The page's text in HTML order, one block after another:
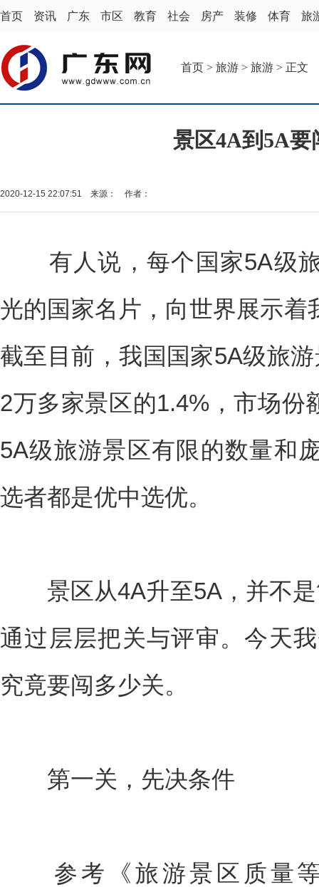
首页 资讯 广东 市区 教育 社会 房产 装修 体育 旅
首页 > 旅游 > 旅游 > 正文
景区4A到5A要
2020-12-15 22:07:51 来源： 作者：
有人说，每个国家5A级旅
光的国家名片，向世界展示
截至目前，我国国家5A级旅
2万多家景区的1.4%，市场份
5A级旅游景区有限的数量和
选者都是优中选优。
景区从4A升至5A，并不是
通过层层把关与评审。今天
究竟要闯多少关。
第一关，先决条件
参考《旅游景区质量等